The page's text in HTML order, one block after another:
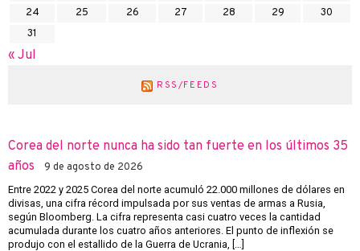
24
25 26 27 28 29
30
31
« Jul
RSS/FEEDS
Corea del norte nunca ha sido tan fuerte en los últimos 35
años
9 de agosto de 2026
Entre 2022 y 2025 Corea del norte acumuló 22.000 millones de dólares en
divisas, una cifra récord impulsada por sus ventas de armas a Rusia,
según Bloomberg. La cifra representa casi cuatro veces la cantidad
acumulada durante los cuatro años anteriores. El punto de inflexión se
produjo con el estallido de la Guerra de Ucrania, […]